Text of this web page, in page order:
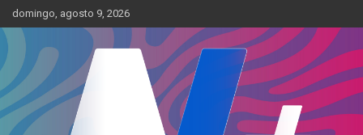
Skip
to
content
domingo, agosto 9, 2026